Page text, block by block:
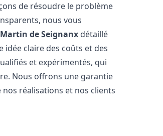
de résoudre le problème
nous vous
de Seignanx détaillé
idée claire des coûts et des
et expérimentés, qui
Nous offrons une garantie
réalisations et nos clients